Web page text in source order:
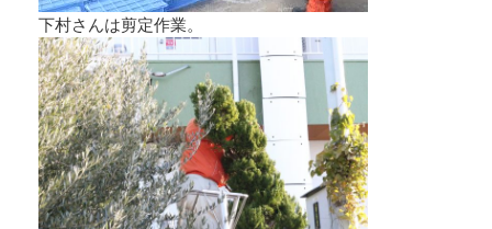
下村さんは剪定作業。